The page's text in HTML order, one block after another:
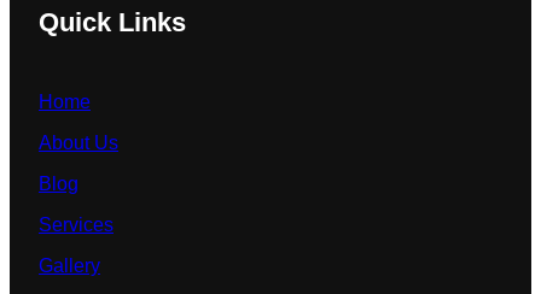
Quick Links
Home
About Us
Blog
Services
Gallery